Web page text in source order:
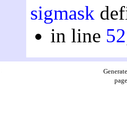
sigmask
in line 52